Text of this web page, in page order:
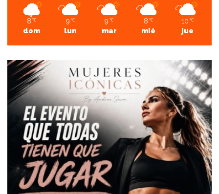
8 ℃
dom
9 ℃
lun
9 ℃
mar
8 ℃
mié
10 ℃
jue